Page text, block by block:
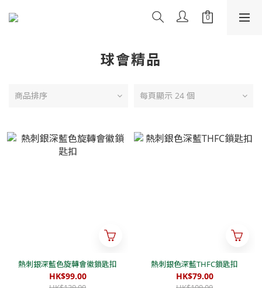
球會精品
商品排序 每頁顯示 24 個
熱刺銀深藍色旋轉會徽鎖匙扣
HK$99.00
熱刺銀色深藍THFC鎖匙扣
HK$79.00